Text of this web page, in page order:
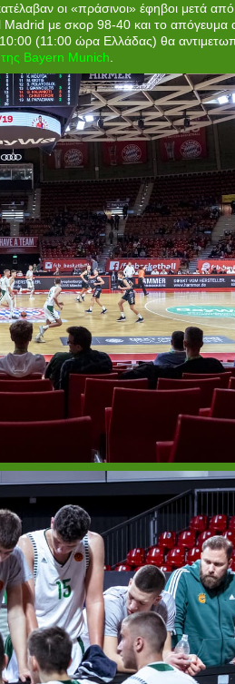
οι «πράσινοι» έφηβοι μετά από
Madrid με σκορ 98-40 και το
10:00 (11:00 ώρα Ελλάδας) θα
της Bayern Munich